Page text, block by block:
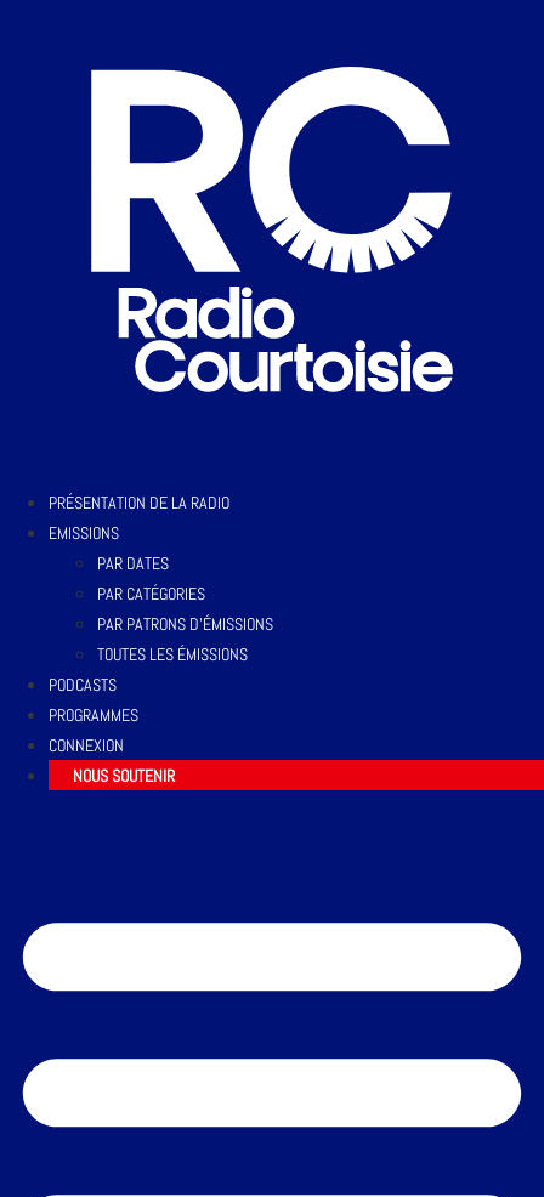
PRÉSENTATION DE LA RADIO
EMISSIONS
PAR DATES
PAR CATÉGORIES
PAR PATRONS D’ÉMISSIONS
TOUTES LES ÉMISSIONS
PODCASTS
PROGRAMMES
CONNEXION
NOUS SOUTENIR